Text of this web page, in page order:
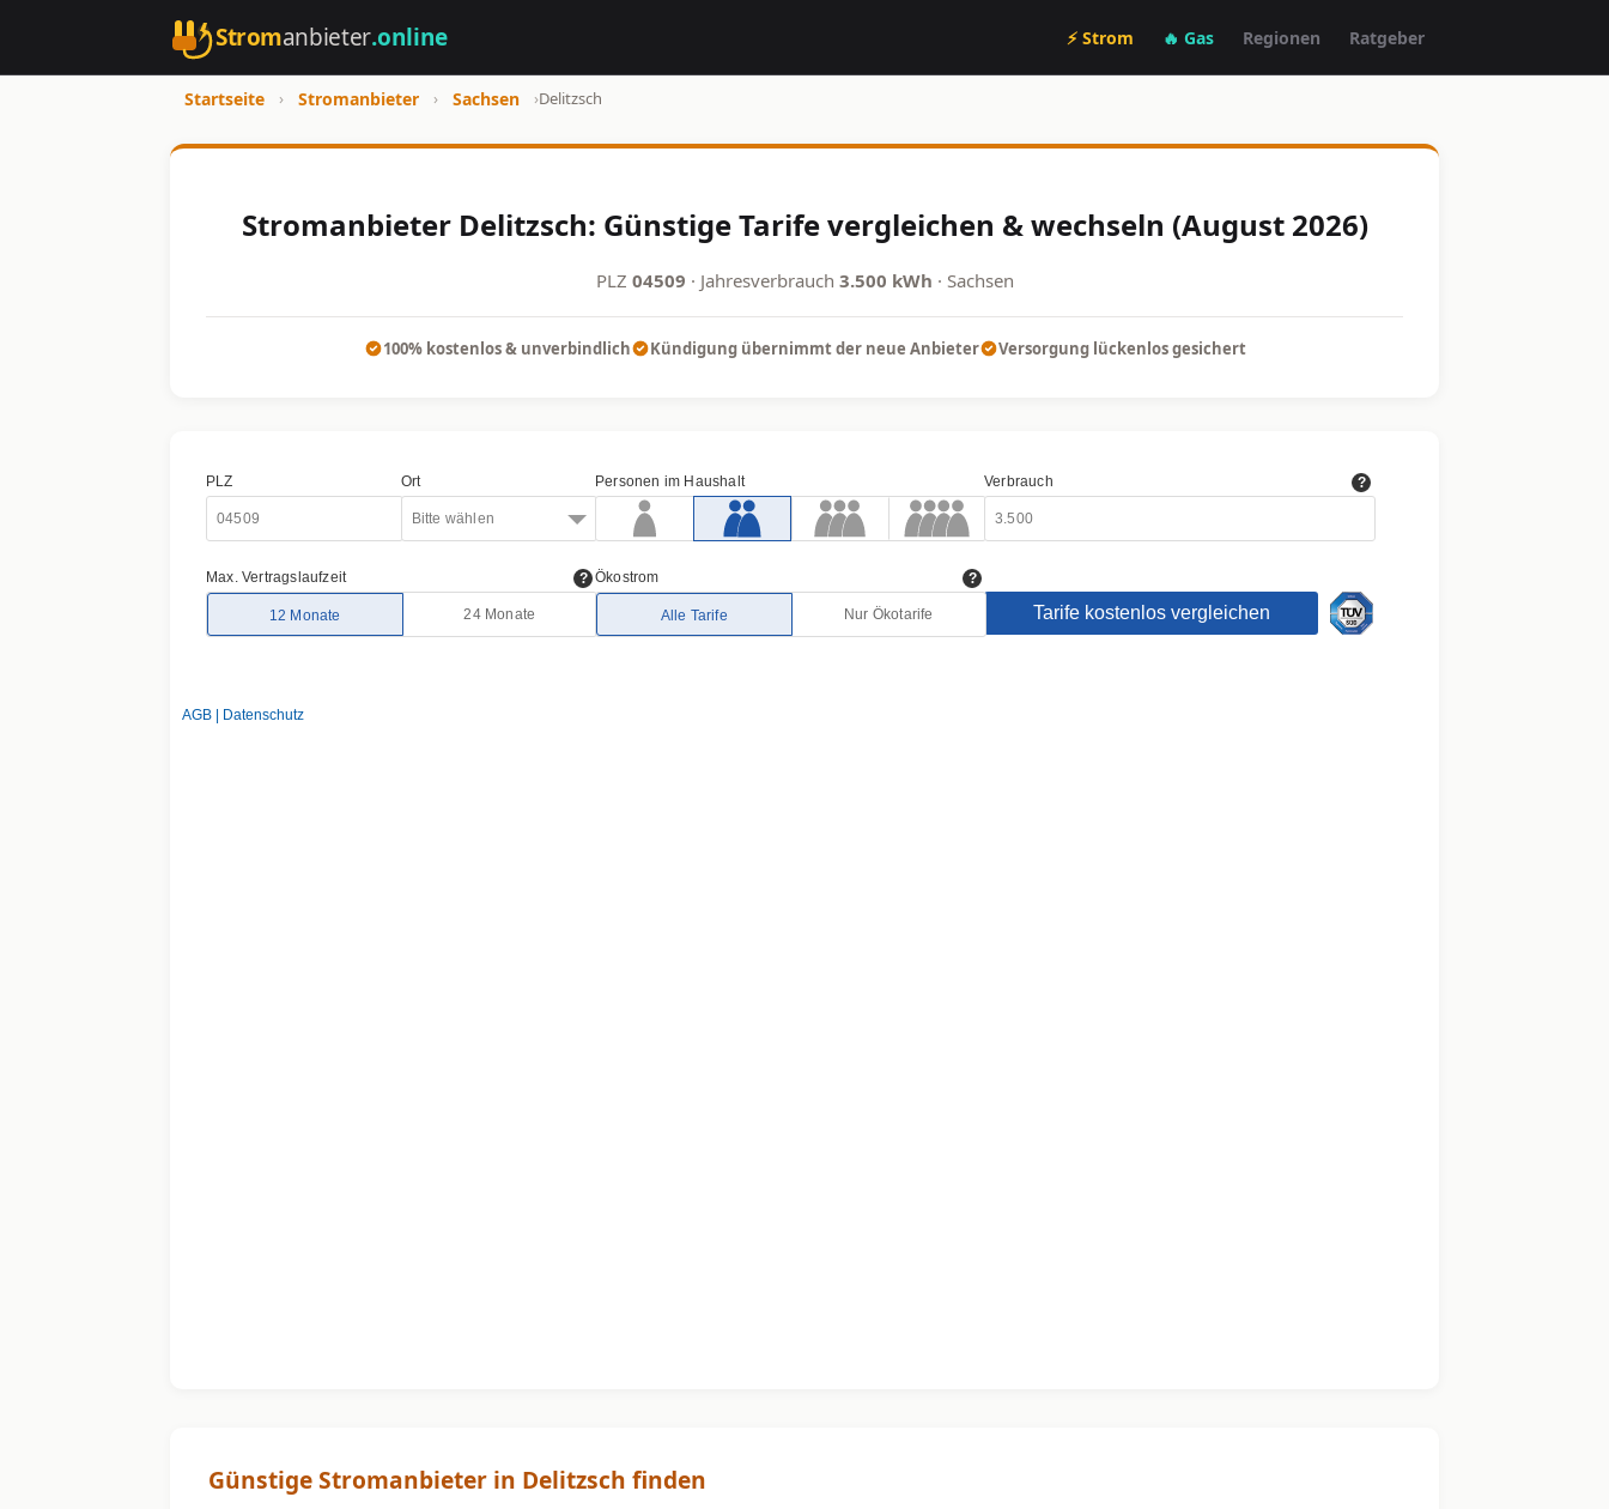
Stromanbieter.online ⚡ Strom 🔥 Gas Regionen Ratgeber
Startseite › Stromanbieter › Sachsen ›Delitzsch
Stromanbieter Delitzsch: Günstige Tarife vergleichen & wechseln (August 2026)
PLZ 04509 · Jahresverbrauch 3.500 kWh · Sachsen
100% kostenlos & unverbindlich Kündigung übernimmt der neue Anbieter Versorgung lückenlos gesichert
Günstige Stromanbieter in Delitzsch finden